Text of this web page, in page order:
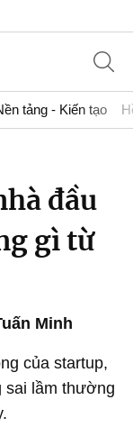
tảng - Kiến tạo
đầu
gì từ
Minh
của startup,
sai lầm thường